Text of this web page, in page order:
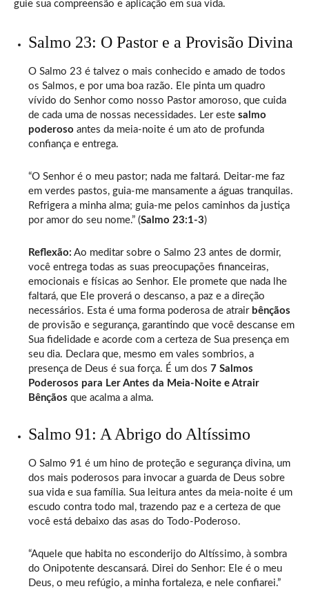
guie sua compreensão e aplicação em sua vida.
Salmo 23: O Pastor e a Provisão Divina
O Salmo 23 é talvez o mais conhecido e amado de todos
os Salmos, e por uma boa razão. Ele pinta um quadro
vívido do Senhor como nosso Pastor amoroso, que cuida
de cada uma de nossas necessidades. Ler este salmo
poderoso antes da meia-noite é um ato de profunda
confiança e entrega.
“O Senhor é o meu pastor; nada me faltará. Deitar-me faz
em verdes pastos, guia-me mansamente a águas tranquilas.
Refrigera a minha alma; guia-me pelos caminhos da justiça
por amor do seu nome.” (Salmo 23:1-3)
Reflexão: Ao meditar sobre o Salmo 23 antes de dormir,
você entrega todas as suas preocupações financeiras,
emocionais e físicas ao Senhor. Ele promete que nada lhe
faltará, que Ele proverá o descanso, a paz e a direção
necessários. Esta é uma forma poderosa de atrair bênçãos
de provisão e segurança, garantindo que você descanse em
Sua fidelidade e acorde com a certeza de Sua presença em
seu dia. Declara que, mesmo em vales sombrios, a
presença de Deus é sua força. É um dos 7 Salmos
Poderosos para Ler Antes da Meia-Noite e Atrair
Bênçãos que acalma a alma.
Salmo 91: A Abrigo do Altíssimo
O Salmo 91 é um hino de proteção e segurança divina, um
dos mais poderosos para invocar a guarda de Deus sobre
sua vida e sua família. Sua leitura antes da meia-noite é um
escudo contra todo mal, trazendo paz e a certeza de que
você está debaixo das asas do Todo-Poderoso.
“Aquele que habita no esconderijo do Altíssimo, à sombra
do Onipotente descansará. Direi do Senhor: Ele é o meu
Deus, o meu refúgio, a minha fortaleza, e nele confiarei.”